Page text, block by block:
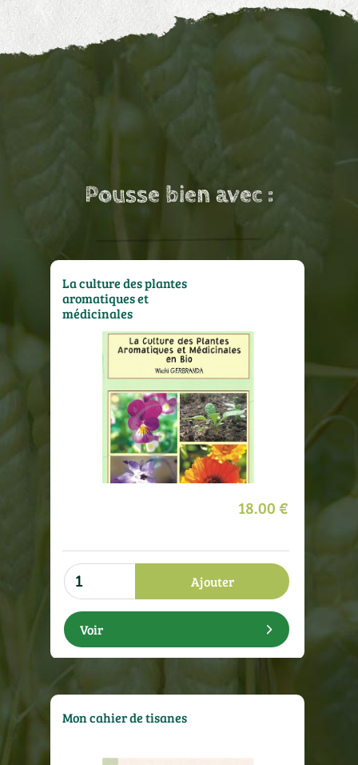
Pousse bien avec :
La culture des plantes
aromatiques et
médicinales
18.00 €
Ajouter
Voir
Mon cahier de tisanes